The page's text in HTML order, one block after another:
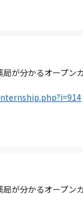
が分かるオープ
が分かるオープ